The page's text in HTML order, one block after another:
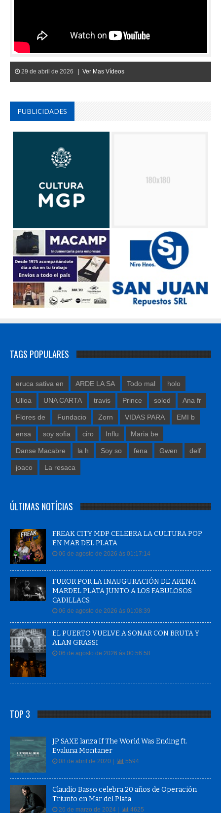
29 de abril de 2026 | Ver Mas Vídeos
PUBLICIDADES
TAGS POPULARES
eruca sativa en ARDE LA SA Todo mal holo
Ulloa UNA CARTA travis Prince soled Ana fr
Flores de Fundacio Zorn VIDAS PARA EMI b
ensa soy sofia ciro Influ Maria be
Danse Macabre la h Soy so fena Gwen delf
joaco La resaca
ÚLTIMAS NOTÍCIAS
FREAK CITY MDP CELEBRA LA CULTURA POP
EN MAR DEL PLATA
06 de agosto de 2026 às 01:17:14
FUROR POR LA INAUGURACIÓN DE ARENA
MARDEL PLATA JUNTO A LOS FABULOSOS
CADILLACS.
06 de agosto de 2026 às 01:08:39
EL PUERTO VUELVE A SONAR CON BRUTA Y
ALAN GRASSI
06 de agosto de 2026 às 00:56:58
TOP 3
JP SAXE lanza If The World Was Ending ft.
Evaluna Montaner
08 de abril de 2020 | 5594
Claudio Basso celebra 20 años de Operación
Triunfo en Mar del Plata
26 de marzo de 2024 | 4625